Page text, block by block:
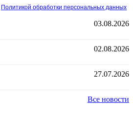
Политикой обработки персональных данных
03.08.2026
02.08.2026
27.07.2026
Все новости